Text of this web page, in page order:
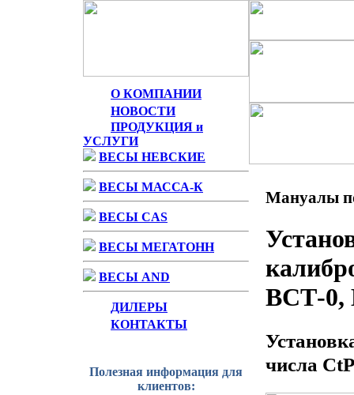
О КОМПАНИИ
НОВОСТИ
ПРОДУКЦИЯ и
УСЛУГИ
ВЕСЫ НЕВСКИЕ
ВЕСЫ МАССА-К
ВЕСЫ CAS
ВЕСЫ МЕГАТОНН
ВЕСЫ AND
ДИЛЕРЫ
КОНТАКТЫ
Полезная информация для
клиентов:
Мануалы
ВСТ-0,
числа